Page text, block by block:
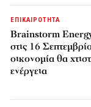
ΕΠΙΚΑΙΡΟΤΗΤΑ
Brainstorm
στις 16
οικονομία θα
ενέργεια